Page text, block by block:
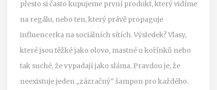
přesto si často kupujeme první produkt, který vidíme
na regálu, nebo ten, který právě propaguje
influencerka na sociálních sítích. Výsledek? Vlasy,
které jsou těžké jako olovo, mastné u kořínků nebo
tak suché, že vypadají jako sláma. Pravdou je, že
neexistuje jeden „zázračný“ šampon pro každého.